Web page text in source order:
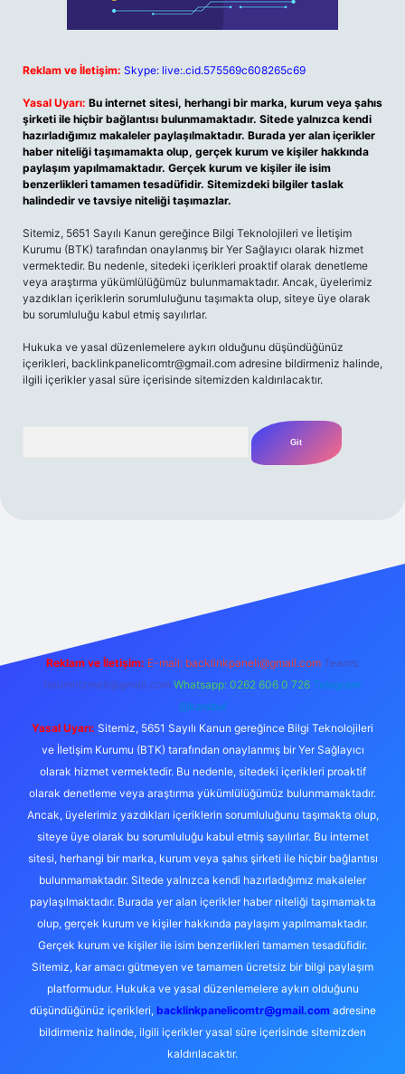
Reklam ve İletişim: Skype: live:.cid.575569c608265c69
Yasal Uyarı: Bu internet sitesi, herhangi bir marka, kurum veya şahıs
şirketi ile hiçbir bağlantısı bulunmamaktadır. Sitede yalnızca kendi
hazırladığımız makaleler paylaşılmaktadır. Burada yer alan içerikler
haber niteliği taşımamakta olup, gerçek kurum ve kişiler hakkında
paylaşım yapılmamaktadır. Gerçek kurum ve kişiler ile isim
benzerlikleri tamamen tesadüfidir. Sitemizdeki bilgiler taslak
halindedir ve tavsiye niteliği taşımazlar.
Sitemiz, 5651 Sayılı Kanun gereğince Bilgi Teknolojileri ve İletişim
Kurumu (BTK) tarafından onaylanmış bir Yer Sağlayıcı olarak hizmet
vermektedir. Bu nedenle, sitedeki içerikleri proaktif olarak denetleme
veya araştırma yükümlülüğümüz bulunmamaktadır. Ancak, üyelerimiz
yazdıkları içeriklerin sorumluluğunu taşımakta olup, siteye üye olarak
bu sorumluluğu kabul etmiş sayılırlar.
Hukuka ve yasal düzenlemelere aykırı olduğunu düşündüğünüz
içerikleri, backlinkpanelicomtr@gmail.com adresine bildirmeniz halinde,
ilgili içerikler yasal süre içerisinde sitemizden kaldırılacaktır.
m elexbet
Reklam ve İletişim: E-mail: backlinkpaneli@gmail.com Teams:
forumhizmeti@gmail.com Whatsapp: 0262 606 0 726 Telegram:
@karabul
Yasal Uyarı: Sitemiz, 5651 Sayılı Kanun gereğince Bilgi Teknolojileri
ve İletişim Kurumu (BTK) tarafından onaylanmış bir Yer Sağlayıcı
olarak hizmet vermektedir. Bu nedenle, sitedeki içerikleri proaktif
olarak denetleme veya araştırma yükümlülüğümüz bulunmamaktadır.
Ancak, üyelerimiz yazdıkları içeriklerin sorumluluğunu taşımakta olup,
siteye üye olarak bu sorumluluğu kabul etmiş sayılırlar. Bu internet
sitesi, herhangi bir marka, kurum veya şahıs şirketi ile hiçbir bağlantısı
bulunmamaktadır. Sitede yalnızca kendi hazırladığımız makaleler
paylaşılmaktadır. Burada yer alan içerikler haber niteliği taşımamakta
olup, gerçek kurum ve kişiler hakkında paylaşım yapılmamaktadır.
Gerçek kurum ve kişiler ile isim benzerlikleri tamamen tesadüfidir.
Sitemiz, kar amacı gütmeyen ve tamamen ücretsiz bir bilgi paylaşım
platformudur. Hukuka ve yasal düzenlemelere aykırı olduğunu
düşündüğünüz içerikleri, backlinkpanelicomtr@gmail.comadresine
bildirmeniz halinde, ilgili içerikler yasal süre içerisinde sitemizden
kaldırılacaktır.